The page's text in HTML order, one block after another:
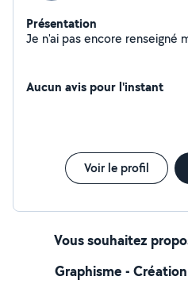
Présentation
Aucun avis pour l'instant
Voir le profil
Vous souhaitez
Graphisme -